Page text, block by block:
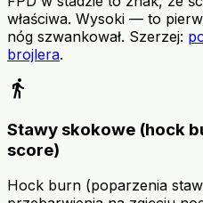
właściwa. Wysoki — to
nóg szwankował. Szerzej:
brojlera.
directions_walk
Stawy skokowe (hock
score)
Hock burn (poparzenia